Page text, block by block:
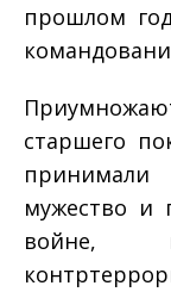
прошлом
старшего
принимали
мужество и
войне,